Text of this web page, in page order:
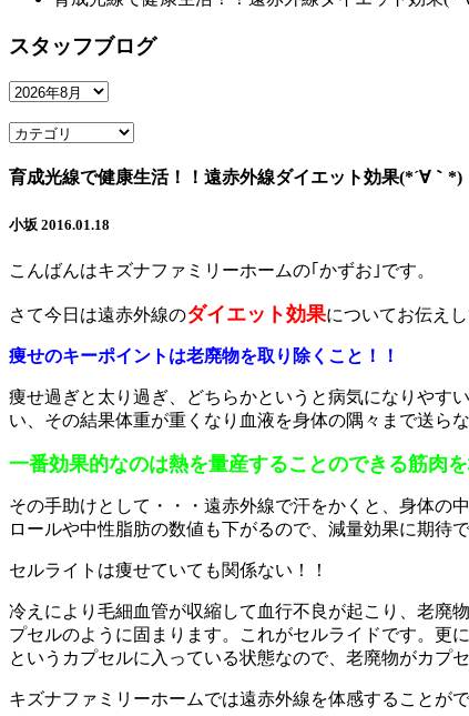
スタッフブログ
育成光線で健康生活！！遠赤外線ダイエット効果(*´∀｀*)
小坂 2016.01.18
こんばんはキズナファミリーホームの｢かずお｣です。
さて今日は遠赤外線のダイエット効果についてお伝えし
痩せのキーポイントは老廃物を取り除くこと！！
痩せ過ぎと太り過ぎ、どちらかというと病気になりやす
い、その結果体重が重くなり血液を身体の隅々まで送ら
一番効果的なのは熱を量産することのできる筋肉
その手助けとして・・・遠赤外線で汗をかくと、身体の
ロールや中性脂肪の数値も下がるので、減量効果に期待で
セルライトは痩せていても関係ない！！
冷えにより毛細血管が収縮して血行不良が起こり、老廃
プセルのように固まります。これがセルライドです。更
というカプセルに入っている状態なので、老廃物がカプ
キズナファミリーホームでは遠赤外線を体感することが